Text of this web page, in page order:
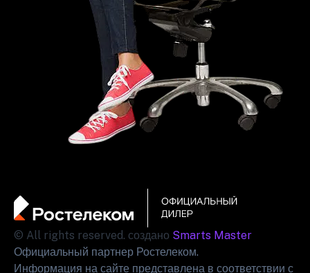
© All rights reserved. создано Smarts Master
Официальный партнер Ростелеком.
Информация на сайте представлена в соответствии с